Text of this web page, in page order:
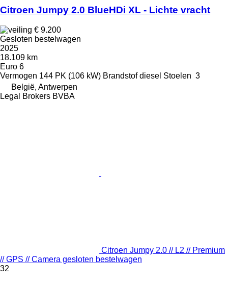
Citroen Jumpy 2.0 BlueHDi XL - Lichte vracht
€ 9.200
Gesloten bestelwagen
2025
18.109 km
Euro 6
Vermogen 144 PK (106 kW) Brandstof diesel Stoelen 3
België, Antwerpen
Legal Brokers BVBA
Citroen Jumpy 2.0 // L2 // Premium
// GPS // Camera gesloten bestelwagen
32